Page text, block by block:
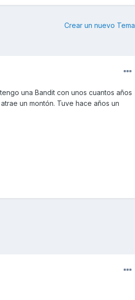
Crear un nuevo Tema
una Bandit con unos cuantos años
un montón. Tuve hace años un